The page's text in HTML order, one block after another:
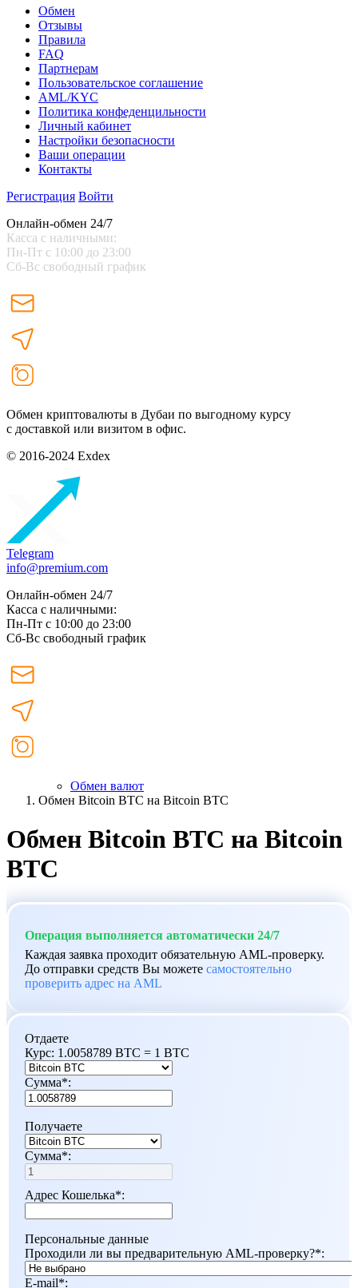
Обмен
Отзывы
Правила
FAQ
Партнерам
Пользовательское соглашение
AML/KYC
Политика конфеденцильности
Личный кабинет
Настройки безопасности
Ваши операции
Контакты
Регистрация Войти
Онлайн-обмен 24/7
Касса с наличными:
Пн-Пт с 10:00 до 23:00
Сб-Вс свободный график
Обмен криптовалюты в Дубаи по выгодному курсу
с доставкой или визитом в офис.
© 2016-2024 Exdex
Telegram
info@premium.com
Онлайн-обмен 24/7
Касса с наличными:
Пн-Пт с 10:00 до 23:00
Сб-Вс свободный график
Обмен валют
Обмен Bitcoin BTC на Bitcoin BTC
Обмен Bitcoin BTC на Bitcoin
BTC
Операция выполняется автоматически 24/7
Каждая заявка проходит обязательную AML-проверку.
До отправки средств Вы можете самостоятельно
проверить адрес на AML
Отдаете
Курс: 1.0058789 BTC = 1 BTC
Сумма*:
Получаете
Сумма*:
Адрес Кошелька*:
Персональные данные
Проходили ли вы предварительную AML-проверку?*:
E-mail*: